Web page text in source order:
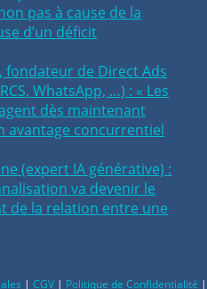
pas à cause de la
d’un déficit
fondateur de Direct Ads
WhatsApp, …) : « Les
dès maintenant
avantage concurrentiel
(expert IA générative) :
va devenir le
de la relation entre une
| CGV | Politique de Confidentialité |